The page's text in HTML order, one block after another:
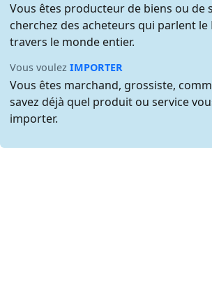
Vous êtes producteur de biens ou de
cherchez des acheteurs qui parlent le
travers le monde entier.
Vous voulezIMPORTER
Vous êtes marchand, grossiste,
savez déjà quel produit ou service
importer.